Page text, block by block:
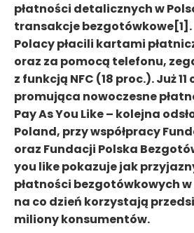
płatności detalicznych w
transakcje bezgotówkowe[1].
Polacy płacili kartami
oraz za pomocą telefonu,
z funkcją NFC (18 proc.). Już
promująca nowoczesne
Pay As You Like – kolejna
Poland, przy współpracy
oraz Fundacji Polska
you like pokazuje jak
płatności bezgotówkowych
na co dzień korzystają
miliony konsumentów.